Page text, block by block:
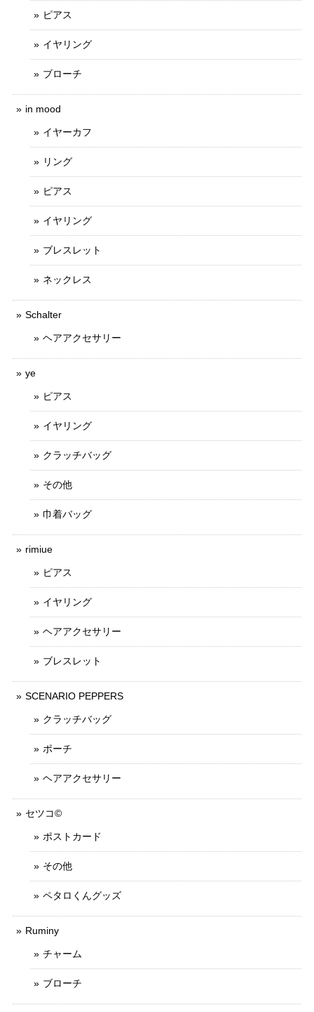
ピアス
イヤリング
ブローチ
in mood
イヤーカフ
リング
ピアス
イヤリング
ブレスレット
ネックレス
Schalter
ヘアアクセサリー
ye
ピアス
イヤリング
クラッチバッグ
その他
巾着バッグ
rimiue
ピアス
イヤリング
ヘアアクセサリー
ブレスレット
SCENARIO PEPPERS
クラッチバッグ
ポーチ
ヘアアクセサリー
セツコ©
ポストカード
その他
ペタロくんグッズ
Ruminy
チャーム
ブローチ